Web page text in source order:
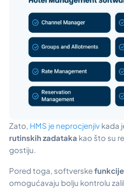
Zato, HMS je neprocjenjiv kada
rutinskih zadataka kao što su
gostiju.
Pored toga, softverske
omogućavaju bolju kontrolu